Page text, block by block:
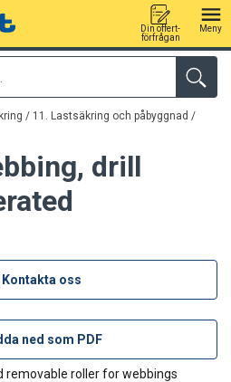
Din offert-
förfrågan
Meny
/ 11. Lastsäkring och påbyggnad /
drill
Kontakta oss
ned som PDF
removable roller for webbings